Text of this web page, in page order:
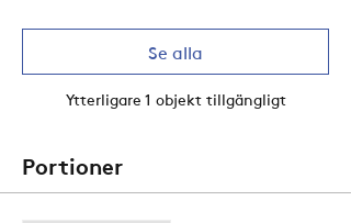
Ytterligare 1 objekt tillgängligt
Se alla
Portioner